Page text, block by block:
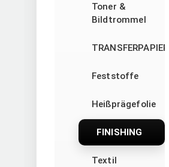
Toner &
Bildtrommel
TRANSFERPAPIERE
Feststoffe
Heißprägefolie
FINISHING
Textil